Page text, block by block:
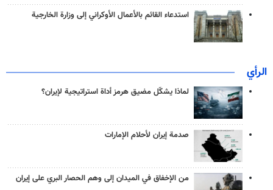
استدعاء القائم بالأعمال الأوكراني إلى وزارة الخارجية
الرأي
لماذا يشكّل مضيق هرمز أداة استراتيجية لإيران؟
صدمة إيران لأحلام الإمارات
من الإخفاق في الميدان إلى وهم الحصار البري على إيران